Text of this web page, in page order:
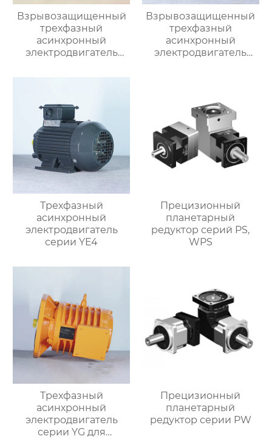
Взрывозащищенный
трехфазный
асинхронный
электродвигатель
Взрывозащищенный
трехфазный
асинхронный
электродвигатель
Трехфазный
асинхронный
электродвигатель
серии YE4
Прецизионный
планетарный
редуктор серий PS,
WPS
Трехфазный
асинхронный
электродвигатель
серии YG для
Прецизионный
планетарный
редуктор серии PW